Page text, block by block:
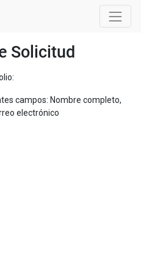
Solicitud
campos: Nombre completo,
electrónico